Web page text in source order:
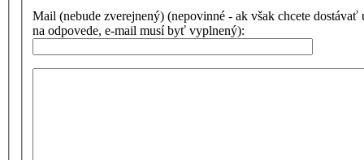
Mail (nebude zverejnený) (nepovinné - ak však chcete dostávať
na odpovede, e-mail musí byť vyplnený):